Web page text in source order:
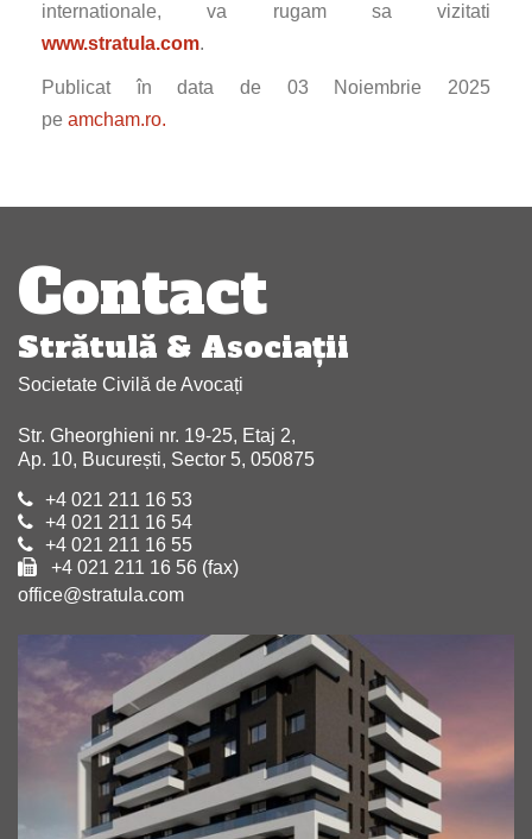
internationale, va rugam sa vizitati
www.stratula.com.
Publicat în data de 03 Noiembrie 2025
pe amcham.ro.
Navigare
articole
Contact
Strătulă & Asociaţii
Societate Civilă de Avocați
Str. Gheorghieni nr. 19-25, Etaj 2,
Ap. 10, București, Sector 5, 050875
+4 021 211 16 53
+4 021 211 16 54
+4 021 211 16 55
+4 021 211 16 56 (fax)
office@stratula.com